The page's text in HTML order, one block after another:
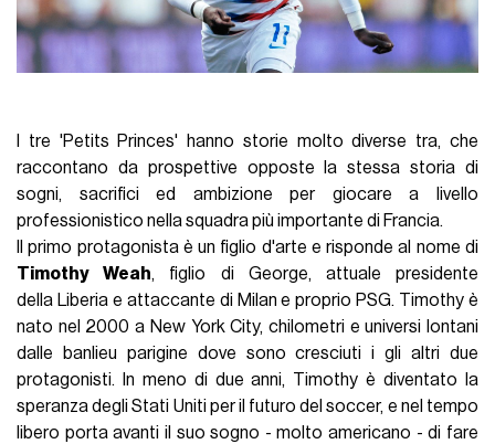
I tre 'Petits Princes' hanno storie molto diverse tra, che
raccontano da prospettive opposte la stessa storia di
sogni, sacrifici ed ambizione per giocare a livello
professionistico nella squadra più importante di Francia.
Il primo protagonista è un figlio d'arte e risponde al nome di
Timothy Weah, figlio di George, attuale presidente
della Liberia e attaccante di Milan e proprio PSG. Timothy è
nato nel 2000 a New York City, chilometri e universi lontani
dalle banlieu parigine dove sono cresciuti i gli altri due
protagonisti. In meno di due anni, Timothy è diventato la
speranza degli Stati Uniti per il futuro del soccer, e nel tempo
libero porta avanti il suo sogno - molto americano - di fare